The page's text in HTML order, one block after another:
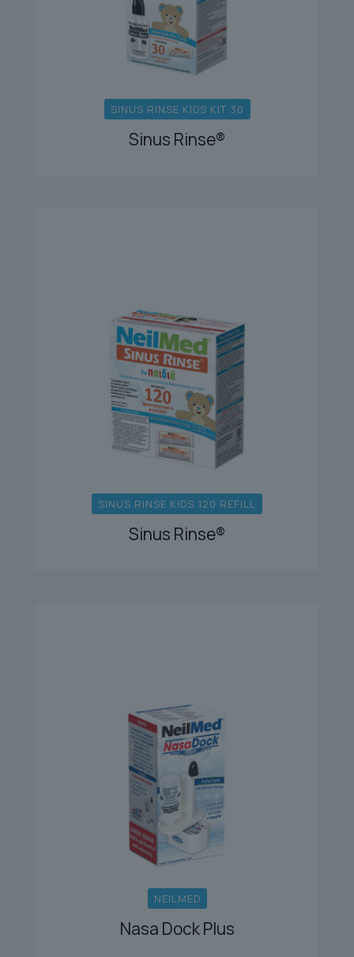
SINUS RINSE KIDS KIT 30
Sinus Rinse®
SINUS RINSE KIDS 120 REFILL
Sinus Rinse®
NEILMED
Nasa Dock Plus